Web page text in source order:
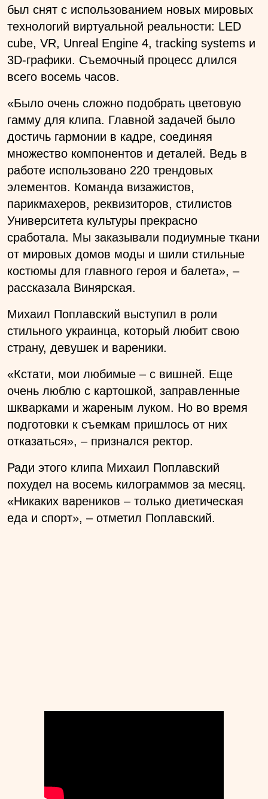
был снят с использованием новых мировых
технологий виртуальной реальности: LED
cube, VR, Unreal Engine 4, tracking systems и
3D-графики. Съемочный процесс длился
всего восемь часов.
«Было очень сложно подобрать цветовую
гамму для клипа. Главной задачей было
достичь гармонии в кадре, соединяя
множество компонентов и деталей. Ведь в
работе использовано 220 трендовых
элементов. Команда визажистов,
парикмахеров, реквизиторов, стилистов
Университета культуры прекрасно
сработала. Мы заказывали подиумные ткани
от мировых домов моды и шили стильные
костюмы для главного героя и балета», –
рассказала Винярская.
Михаил Поплавский выступил в роли
стильного украинца, который любит свою
страну, девушек и вареники.
«Кстати, мои любимые – с вишней. Еще
очень люблю с картошкой, заправленные
шкварками и жареным луком. Но во время
подготовки к съемкам пришлось от них
отказаться», – признался ректор.
Ради этого клипа Михаил Поплавский
похудел на восемь килограммов за месяц.
«Никаких вареников – только диетическая
еда и спорт», – отметил Поплавский.